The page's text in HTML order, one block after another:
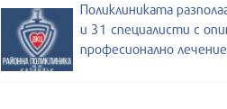
Поликлиниката
и 31 специалисти с
професионално